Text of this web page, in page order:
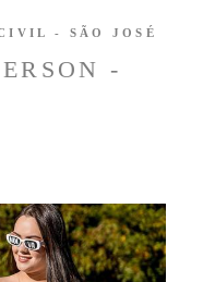
-
- SÃO JOSÉ